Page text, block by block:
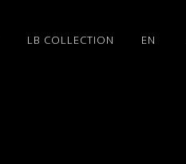
LB COLLECTION EN